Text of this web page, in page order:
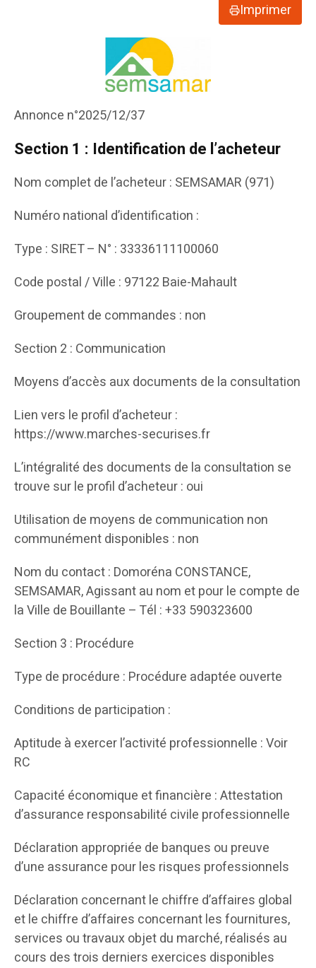
Imprimer
Annonce n°2025/12/37
Section 1 : Identification de l’acheteur
Nom complet de l’acheteur : SEMSAMAR (971)
Numéro national d’identification :
Type : SIRET – N° : 33336111100060
Code postal / Ville : 97122 Baie-Mahault
Groupement de commandes : non
Section 2 : Communication
Moyens d’accès aux documents de la consultation
Lien vers le profil d’acheteur :
https://www.marches-securises.fr
L’intégralité des documents de la consultation se
trouve sur le profil d’acheteur : oui
Utilisation de moyens de communication non
communément disponibles : non
Nom du contact : Domoréna CONSTANCE,
SEMSAMAR, Agissant au nom et pour le compte de
la Ville de Bouillante – Tél : +33 590323600
Section 3 : Procédure
Type de procédure : Procédure adaptée ouverte
Conditions de participation :
Aptitude à exercer l’activité professionnelle : Voir
RC
Capacité économique et financière : Attestation
d’assurance responsabilité civile professionnelle
Déclaration appropriée de banques ou preuve
d’une assurance pour les risques professionnels
Déclaration concernant le chiffre d’affaires global
et le chiffre d’affaires concernant les fournitures,
services ou travaux objet du marché, réalisés au
cours des trois derniers exercices disponibles